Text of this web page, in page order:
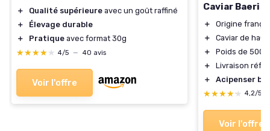
＋ Qualité supérieure avec un goût raffiné
＋
Élevage durable
＋
Pratique avec format 30g
★★★★★
★★★★★ 4/5 — 40 avis
Voir l'offre
Caviar Baeri
＋
Origine
＋
Caviar de
＋
Poids de 500g
＋
Livraison
＋
Acipenser
★★★★★
★★★★★ 4,2/5
Voir l'offre